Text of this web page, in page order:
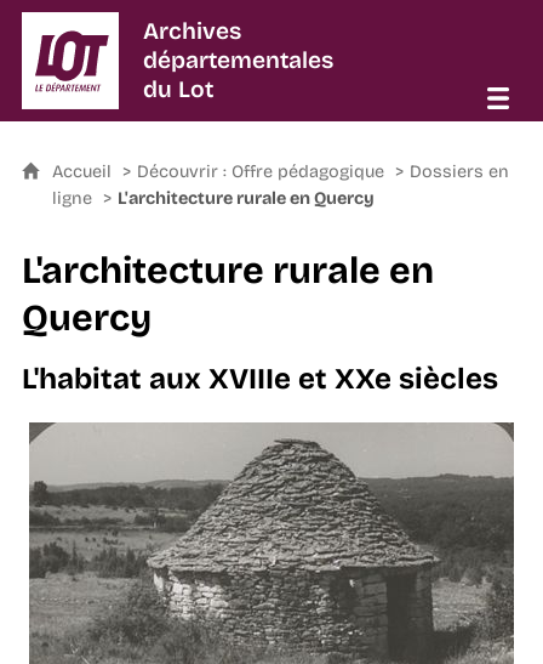
Archives
départementales
du Lot
Accueil Découvrir : Offre pédagogique
Dossiers en
ligne
L'architecture rurale en Quercy
L'architecture rurale en
Quercy
L'habitat aux XVIIIe et XXe siècles